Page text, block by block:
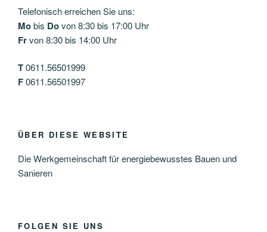
Telefonisch erreichen Sie uns:
Mobis Dovon 8:30 bis 17:00 Uhr
Frvon 8:30 bis 14:00 Uhr
T0611.56501999
F0611.56501997
ÜBER DIESE WEBSITE
Die Werkgemeinschaft für energiebewusstes Bauen und
Sanieren
FOLGEN SIE UNS